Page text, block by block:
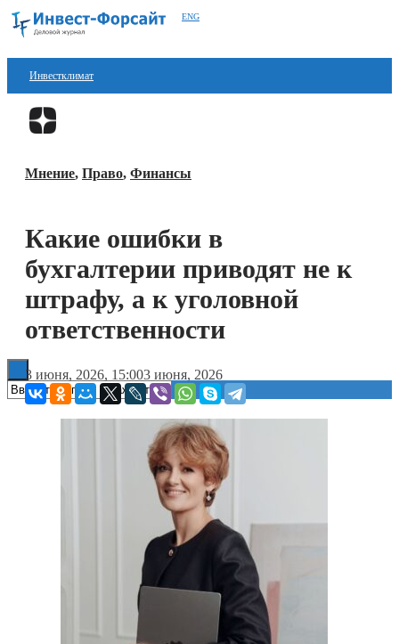
ENG
Инвестклимат
Финансы
Блокчейн
Книги
Мнение, Право, Финансы
Какие ошибки в
бухгалтерии приводят не к
штрафу, а к уголовной
ответственности
3 июня, 2026, 15:003 июня, 2026